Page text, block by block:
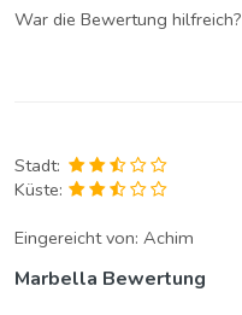
War die Bewertung hilfreich?
Stadt:
Küste:
Eingereicht von: Achim
Marbella Bewertung